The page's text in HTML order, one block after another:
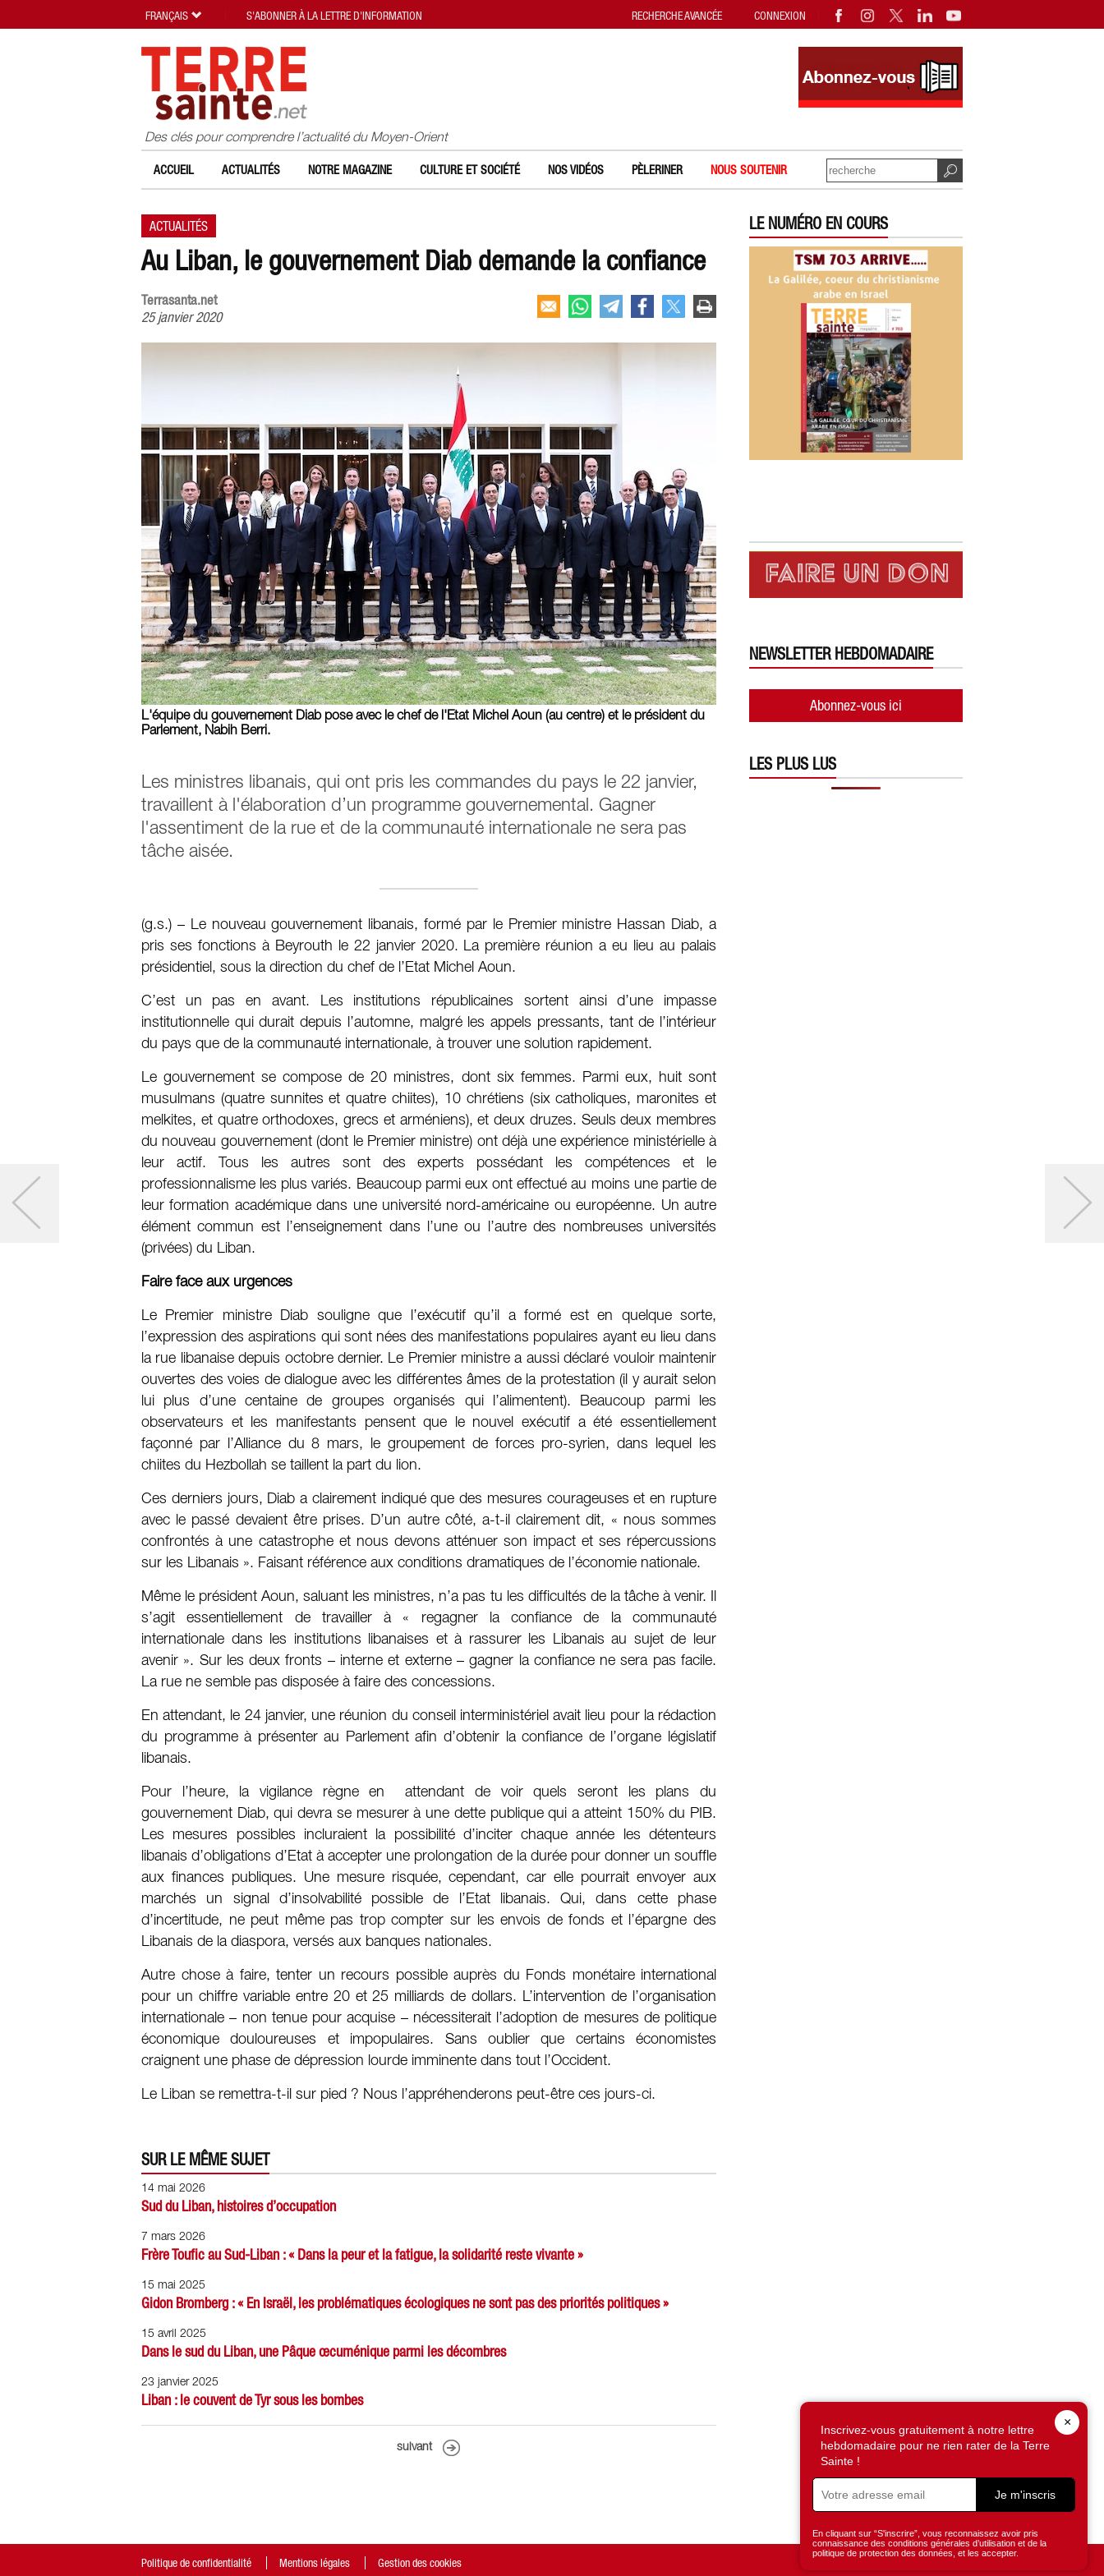
Des clés pour comprendre l’actualité du Moyen-Orient
ACCUEIL ACTUALITÉS NOTRE MAGAZINE CULTURE ET SOCIÉTÉ NOS VIDÉOS PÈLERINER NOUS SOUTENIR
ACTUALITÉS
Au Liban, le gouvernement Diab demande la confiance
Terrasanta.net
25 janvier 2020
L'équipe du gouvernement Diab pose avec le chef de l'Etat Michel Aoun (au centre) et le président du
Parlement, Nabih Berri.
Les ministres libanais, qui ont pris les commandes du pays le 22 janvier,
travaillent à l'élaboration d’un programme gouvernemental. Gagner
l'assentiment de la rue et de la communauté internationale ne sera pas
tâche aisée.
(g.s.) – Le nouveau gouvernement libanais, formé par le Premier ministre Hassan Diab, a
pris ses fonctions à Beyrouth le 22 janvier 2020. La première réunion a eu lieu au palais
présidentiel, sous la direction du chef de l’Etat Michel Aoun.
C’est un pas en avant. Les institutions républicaines sortent ainsi d’une impasse
institutionnelle qui durait depuis l’automne, malgré les appels pressants, tant de l’intérieur
du pays que de la communauté internationale, à trouver une solution rapidement.
Le gouvernement se compose de 20 ministres, dont six femmes. Parmi eux, huit sont
musulmans (quatre sunnites et quatre chiites), 10 chrétiens (six catholiques, maronites et
melkites, et quatre orthodoxes, grecs et arméniens), et deux druzes. Seuls deux membres
du nouveau gouvernement (dont le Premier ministre) ont déjà une expérience ministérielle à
leur actif. Tous les autres sont des experts possédant les compétences et le
professionnalisme les plus variés. Beaucoup parmi eux ont effectué au moins une partie de
leur formation académique dans une université nord-américaine ou européenne. Un autre
élément commun est l’enseignement dans l’une ou l’autre des nombreuses universités
(privées) du Liban.
Faire face aux urgences
Le Premier ministre Diab souligne que l’exécutif qu’il a formé est en quelque sorte,
l’expression des aspirations qui sont nées des manifestations populaires ayant eu lieu dans
la rue libanaise depuis octobre dernier. Le Premier ministre a aussi déclaré vouloir maintenir
ouvertes des voies de dialogue avec les différentes âmes de la protestation (il y aurait selon
lui plus d’une centaine de groupes organisés qui l’alimentent). Beaucoup parmi les
observateurs et les manifestants pensent que le nouvel exécutif a été essentiellement
façonné par l’Alliance du 8 mars, le groupement de forces pro-syrien, dans lequel les
chiites du Hezbollah se taillent la part du lion.
Ces derniers jours, Diab a clairement indiqué que des mesures courageuses et en rupture
avec le passé devaient être prises. D’un autre côté, a-t-il clairement dit, « nous sommes
confrontés à une catastrophe et nous devons atténuer son impact et ses répercussions
sur les Libanais ». Faisant référence aux conditions dramatiques de l’économie nationale.
Même le président Aoun, saluant les ministres, n’a pas tu les difficultés de la tâche à venir. Il
s’agit essentiellement de travailler à « regagner la confiance de la communauté
internationale dans les institutions libanaises et à rassurer les Libanais au sujet de leur
avenir ». Sur les deux fronts – interne et externe – gagner la confiance ne sera pas facile.
La rue ne semble pas disposée à faire des concessions.
En attendant, le 24 janvier, une réunion du conseil interministériel avait lieu pour la rédaction
du programme à présenter au Parlement afin d’obtenir la confiance de l’organe législatif
libanais.
Pour l’heure, la vigilance règne en attendant de voir quels seront les plans du
gouvernement Diab, qui devra se mesurer à une dette publique qui a atteint 150% du PIB.
Les mesures possibles incluraient la possibilité d’inciter chaque année les détenteurs
libanais d’obligations d’Etat à accepter une prolongation de la durée pour donner un souffle
aux finances publiques. Une mesure risquée, cependant, car elle pourrait envoyer aux
marchés un signal d’insolvabilité possible de l’Etat libanais. Qui, dans cette phase
d’incertitude, ne peut même pas trop compter sur les envois de fonds et l’épargne des
Libanais de la diaspora, versés aux banques nationales.
Autre chose à faire, tenter un recours possible auprès du Fonds monétaire international
pour un chiffre variable entre 20 et 25 milliards de dollars. L’intervention de l’organisation
internationale – non tenue pour acquise – nécessiterait l’adoption de mesures de politique
économique douloureuses et impopulaires. Sans oublier que certains économistes
craignent une phase de dépression lourde imminente dans tout l’Occident.
Le Liban se remettra-t-il sur pied ? Nous l’appréhenderons peut-être ces jours-ci.
SUR LE MÊME SUJET
14 mai 2026
Sud du Liban, histoires d’occupation
7 mars 2026
Frère Toufic au Sud-Liban : « Dans la peur et la fatigue, la solidarité reste vivante »
15 mai 2025
Gidon Bromberg : « En Israël, les problématiques écologiques ne sont pas des priorités politiques »
15 avril 2025
Dans le sud du Liban, une Pâque œcuménique parmi les décombres
23 janvier 2025
Liban : le couvent de Tyr sous les bombes
suivant
LE NUMÉRO EN COURS
NEWSLETTER HEBDOMADAIRE
Abonnez-vous ici
LES PLUS LUS
×
Inscrivez-vous gratuitement à notre lettre
hebdomadaire pour ne rien rater de la Terre
Sainte !
Je m'inscris
En cliquant sur “S'inscrire”, vous reconnaissez avoir pris
connaissance des conditions générales d’utilisation et de la
politique de protection des données, et les accepter.
Politique de confidentialité Mentions légales Gestion des cookies
RECHERCHE AVANCÉE CONNEXION
FRANÇAIS S'ABONNER À LA LETTRE D'INFORMATION